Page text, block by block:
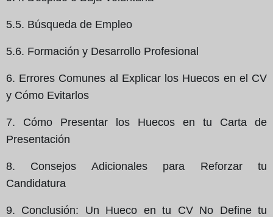
5.5. Búsqueda de Empleo
5.6. Formación y Desarrollo Profesional
6. Errores Comunes al Explicar los Huecos en el CV
y Cómo Evitarlos
7. Cómo Presentar los Huecos en tu Carta de
Presentación
8. Consejos Adicionales para Reforzar tu
Candidatura
9. Conclusión: Un Hueco en tu CV No Define tu